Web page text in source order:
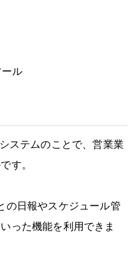
ル
ステムのことで、営業業
す。
の日報やスケジュール管
った機能を利用できま